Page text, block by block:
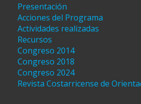
Presentación
Acciones del Programa
Actividades realizadas
Recursos
Congreso 2014
Congreso 2018
Congreso 2024
Revista Costarricense de